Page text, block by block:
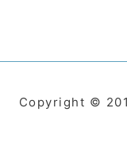
Copyright ©